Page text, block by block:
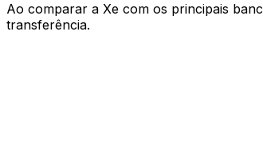
Ao comparar a Xe com os principais
transferência.